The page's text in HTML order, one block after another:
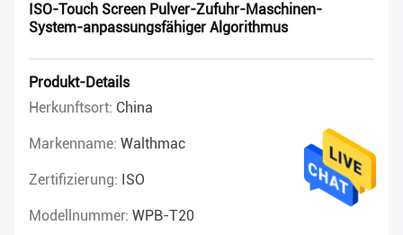
ISO-Touch Screen Pulver-Zufuhr-Maschinen-
System-anpassungsfähiger Algorithmus
Produkt-Details
Herkunftsort: China
Markenname: Walthmac
Zertifizierung: ISO
Modellnummer: WPB-T20